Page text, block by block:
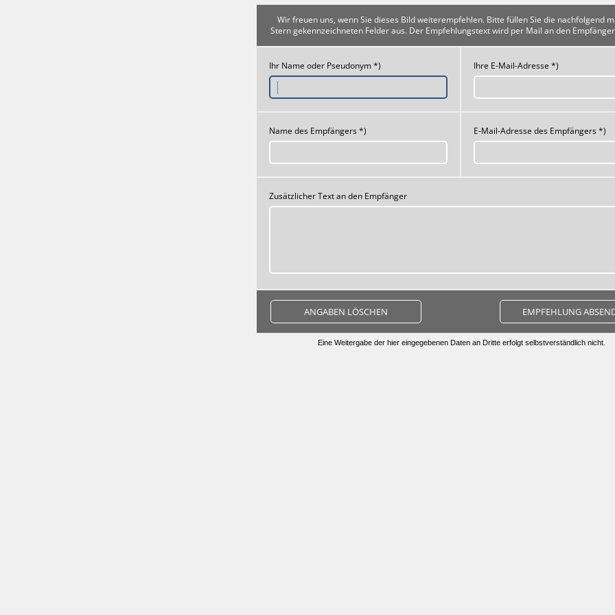
Wir freuen uns, wenn Sie dieses Bild weiterempfehlen. Bitte füllen Sie die nachfolgend
Stern gekennzeichneten Felder aus. Der Empfehlungstext wird per Mail an den
Ihr Name oder Pseudonym *) Ihre E-Mail-Adresse *)
Name des Empfängers *) E-Mail-Adresse des Empfängers *)
Zusätzlicher Text an den Empfänger
ANGABEN LÖSCHEN EMPFEHLUNG
Eine Weitergabe der hier eingegebenen Daten an Dritte erfolgt selbstverständlich nicht.